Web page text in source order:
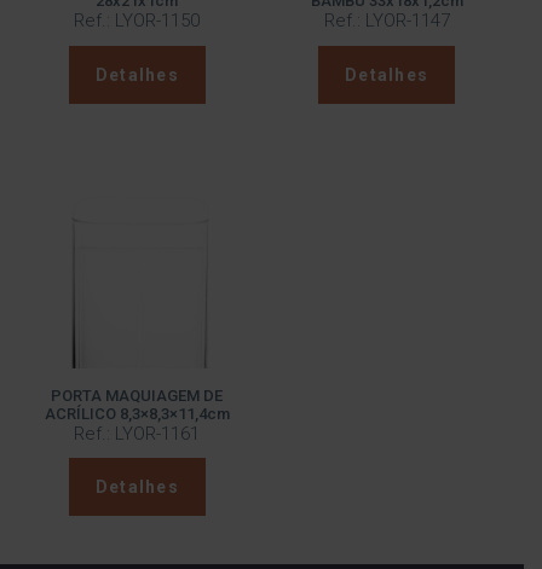
Ref.: LYOR-1150
Detalhes
Ref.: LYOR-1147
Detalhes
PORTA MAQUIAGEM DE
ACRÍLICO 8,3×8,3×11,4cm
Ref.: LYOR-1161
Detalhes